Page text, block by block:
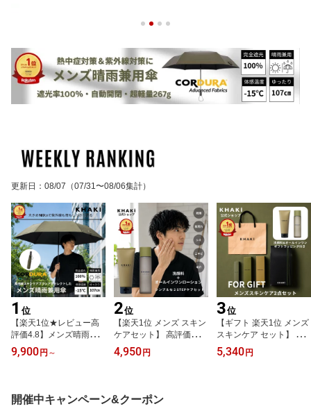
更新日 ： 08/07 （07/31〜08/06集計）
1 位
【楽天1位★レビュー高
評価4.8】メンズ晴雨兼
用傘 アウトドア派 折り
たたみ 大きめ 自動開閉
キ KHAKI 大きめ おしゃ
れ 折り畳み 日傘 ブラン
9,900 円 ～
2位
【楽天1位 メンズ スキン
ケアセット】 高評価★4.
6以上 KHAKI 乾燥 シミ
肌荒れ カーキ デパコス
ゼント ギフト 化粧品 メ
ンズスキンケア 毛穴 ニ
4,950 円
3位
【ギフト 楽天1位 メンズ
スキンケア セット】 高
評価★4.7以上 デパコス
2点 男性 誕生日 プレゼン
5,340 円
開催中キャンペーン&クーポン